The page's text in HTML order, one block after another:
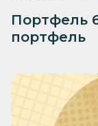
Портфель
портфель